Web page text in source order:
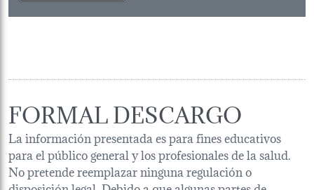
FORMAL DESCARGO
La información presentada es para fines educativos
para el público general y los profesionales de la salud.
No pretende reemplazar ninguna regulación o